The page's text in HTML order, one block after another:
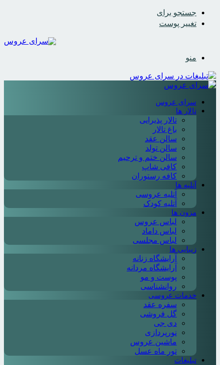
جستجو برای
تغییر پوست
منو
سرای عروس
تالار ها
تالار پذیرایی
باغ تالار
سالن عقد
سالن تولد
سالن ختم و ترحیم
کافی شاپ
کافه رستوران
آتلیه ها
آتلیه عروسی
آتلیه کودک
مزون ها
لباس عروس
لباس داماد
لباس مجلسی
زیبایی ها
آرایشگاه زنانه
آرایشگاه مردانه
پوست و مو
روانشناسی
خدمات عروسی
سفره عقد
گل فروشی
دی جی
نورپردازی
ماشین عروس
تور ماه عسل
تبلیغات